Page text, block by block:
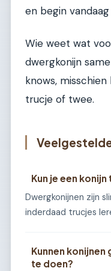
en begin vandaag
Wie weet wat
dwergkonijn
knows,
trucje of twee.
Kun je een
Dwergkonijnen zijn
inderdaad trucjes
Kunnen
te doen?